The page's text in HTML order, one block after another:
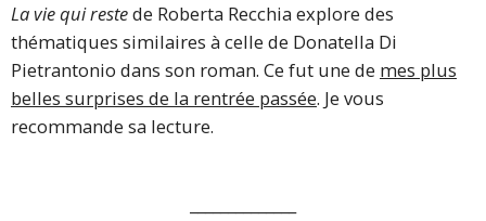
La vie qui restede Roberta Recchia explore des
thématiques similaires à celle de Donatella Di
Pietrantonio dans son roman. Ce fut une de mes plus
belles surprises de la rentrée passée. Je vous
recommande sa lecture.